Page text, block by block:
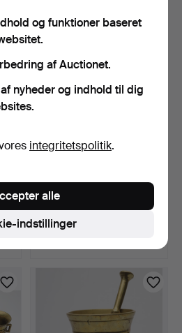
JACOB ÄNGMAN for GAB,
DÅSE model 198, Pati…
3 dage
1 bud
og funktioner baseret
af Auctionet.
nyheder og indhold til dig
integritetspolitik.
indstillinger
alle